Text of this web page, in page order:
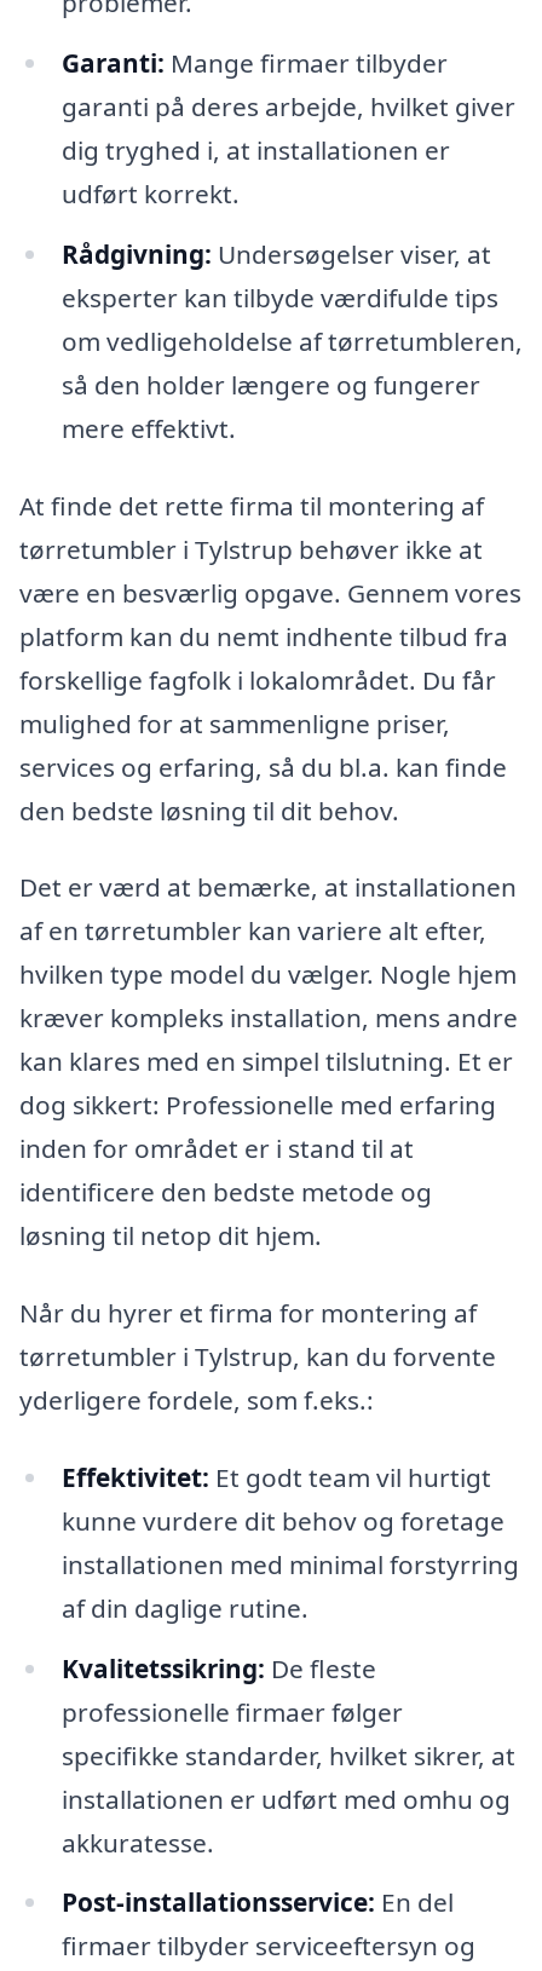
Garanti: Mange firmaer tilbyder
garanti på deres arbejde, hvilket giver
dig tryghed i, at installationen er
udført korrekt.
Rådgivning: Undersøgelser viser, at
eksperter kan tilbyde værdifulde tips
om vedligeholdelse af tørretumbleren,
så den holder længere og fungerer
mere effektivt.
At finde det rette firma til montering af
tørretumbler i Tylstrup behøver ikke at
være en besværlig opgave. Gennem vores
platform kan du nemt indhente tilbud fra
forskellige fagfolk i lokalområdet. Du får
mulighed for at sammenligne priser,
services og erfaring, så du bl.a. kan finde
den bedste løsning til dit behov.
Det er værd at bemærke, at installationen
af en tørretumbler kan variere alt efter,
hvilken type model du vælger. Nogle hjem
kræver kompleks installation, mens andre
kan klares med en simpel tilslutning. Et er
dog sikkert: Professionelle med erfaring
inden for området er i stand til at
identificere den bedste metode og
løsning til netop dit hjem.
Når du hyrer et firma for montering af
tørretumbler i Tylstrup, kan du forvente
yderligere fordele, som f.eks.:
Effektivitet: Et godt team vil hurtigt
kunne vurdere dit behov og foretage
installationen med minimal forstyrring
af din daglige rutine.
Kvalitetssikring: De fleste
professionelle firmaer følger
specifikke standarder, hvilket sikrer, at
installationen er udført med omhu og
akkuratesse.
Post-installationsservice: En del
firmaer tilbyder serviceeftersyn og